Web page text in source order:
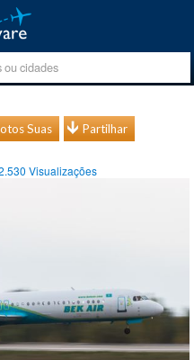
Suas Partilhar
Visualizações